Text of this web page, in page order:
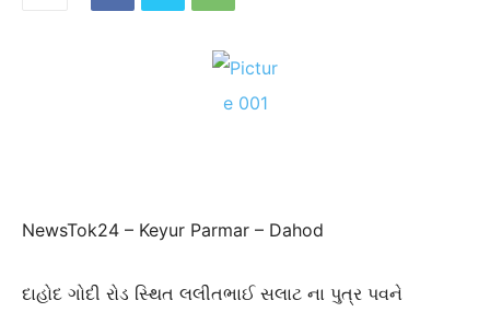
NewsTok24 – Keyur Parmar – Dahod
દાહોદ ગોદી રોડ સ્થિત લલીતભાઈ સલાટ ના પુત્ર પવને